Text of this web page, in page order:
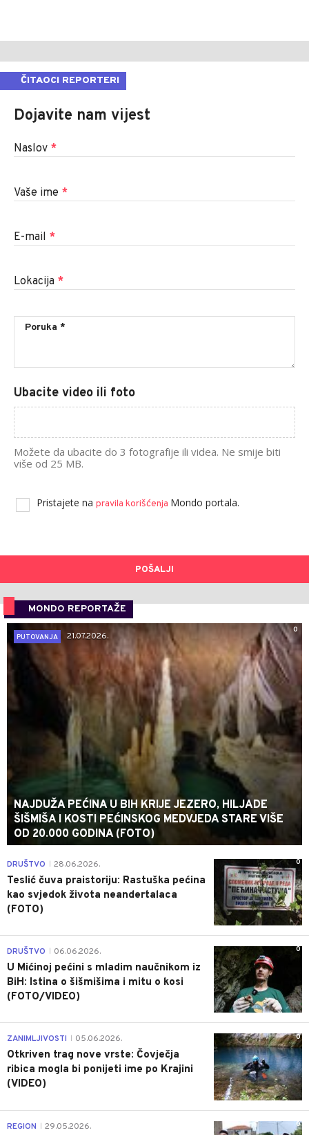
ČITAOCI REPORTERI
Dojavite nam vijest
Naslov *
Vaše ime *
E-mail *
Lokacija *
Ubacite video ili foto
Možete da ubacite do 3 fotografije ili videa. Ne smije biti
više od 25 MB.
Pristajete na pravila korišćenja Mondo portala.
POŠALJI
MONDO REPORTAŽE
0
PUTOVANJA
21.07.2026.
NAJDUŽA PEĆINA U BIH KRIJE JEZERO, HILJADE
ŠIŠMIŠA I KOSTI PEĆINSKOG MEDVJEDA STARE VIŠE
OD 20.000 GODINA (FOTO)
0
DRUŠTVO 28.06.2026.
Teslić čuva praistoriju: Rastuška pećina
kao svjedok života neandertalaca
(FOTO)
0
DRUŠTVO 06.06.2026.
U Mićinoj pećini s mladim naučnikom iz
BiH: Istina o šišmišima i mitu o kosi
(FOTO/VIDEO)
0
ZANIMLJIVOSTI 05.06.2026.
Otkriven trag nove vrste: Čovječja
ribica mogla bi ponijeti ime po Krajini
(VIDEO)
0
REGION 29.05.2026.